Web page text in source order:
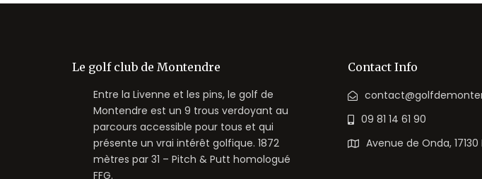
Le golf club de Montendre
Entre la Livenne et les pins, le golf de
Montendre est un 9 trous verdoyant au
parcours accessible pour tous et qui
présente un vrai intérêt golfique. 1872
mètres par 31 – Pitch & Putt homologué
FFG.
Contact Info
09 81 14 61 90
Avenue de Onda,